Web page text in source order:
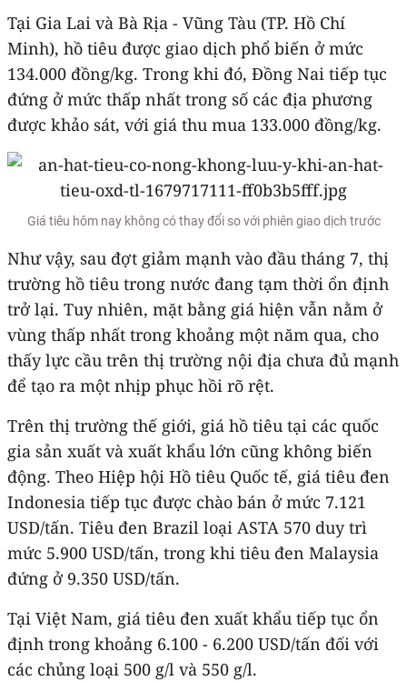
Tại Gia Lai và Bà Rịa - Vũng Tàu (TP. Hồ Chí
Minh), hồ tiêu được giao dịch phổ biến ở mức
134.000 đồng/kg. Trong khi đó, Đồng Nai tiếp tục
đứng ở mức thấp nhất trong số các địa phương
được khảo sát, với giá thu mua 133.000 đồng/kg.
Giá tiêu hôm nay không có thay đổi so với phiên giao dịch trước
Như vậy, sau đợt giảm mạnh vào đầu tháng 7, thị
trường hồ tiêu trong nước đang tạm thời ổn định
trở lại. Tuy nhiên, mặt bằng giá hiện vẫn nằm ở
vùng thấp nhất trong khoảng một năm qua, cho
thấy lực cầu trên thị trường nội địa chưa đủ mạnh
để tạo ra một nhịp phục hồi rõ rệt.
Trên thị trường thế giới, giá hồ tiêu tại các quốc
gia sản xuất và xuất khẩu lớn cũng không biến
động. Theo Hiệp hội Hồ tiêu Quốc tế, giá tiêu đen
Indonesia tiếp tục được chào bán ở mức 7.121
USD/tấn. Tiêu đen Brazil loại ASTA 570 duy trì
mức 5.900 USD/tấn, trong khi tiêu đen Malaysia
đứng ở 9.350 USD/tấn.
Tại Việt Nam, giá tiêu đen xuất khẩu tiếp tục ổn
định trong khoảng 6.100 - 6.200 USD/tấn đối với
các chủng loại 500 g/l và 550 g/l.